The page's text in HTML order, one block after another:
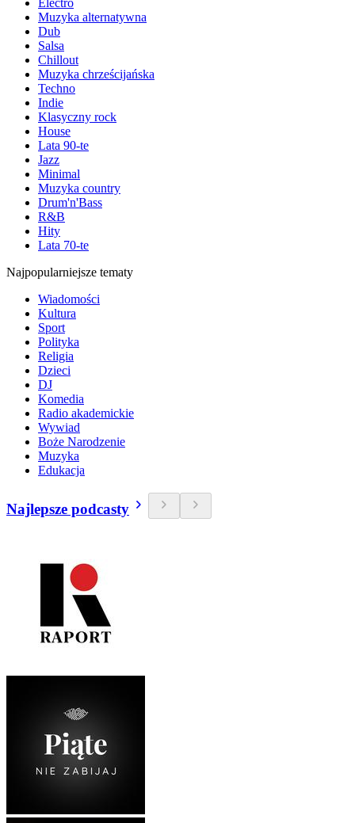
Electro
Muzyka alternatywna
Dub
Salsa
Chillout
Muzyka chrześcijańska
Techno
Indie
Klasyczny rock
House
Lata 90-te
Jazz
Minimal
Muzyka country
Drum'n'Bass
R&B
Hity
Lata 70-te
Najpopularniejsze tematy
Wiadomości
Kultura
Sport
Polityka
Religia
Dzieci
DJ
Komedia
Radio akademickie
Wywiad
Boże Narodzenie
Muzyka
Edukacja
Najlepsze podcasty